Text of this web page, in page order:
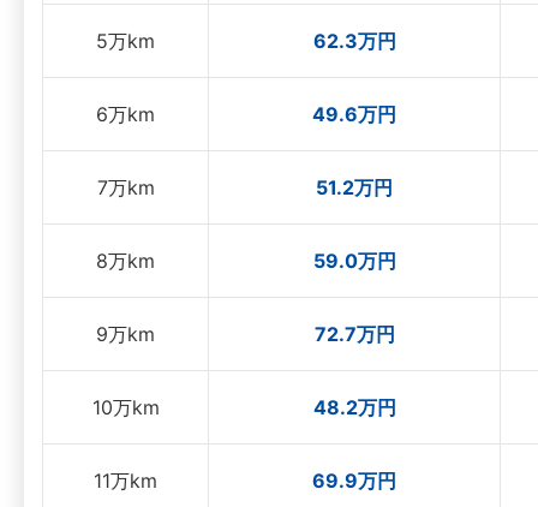
5万km 62.3万円
6万km 49.6万円
7万km 51.2万円
8万km 59.0万円
9万km 72.7万円
10万km 48.2万円
11万km 69.9万円